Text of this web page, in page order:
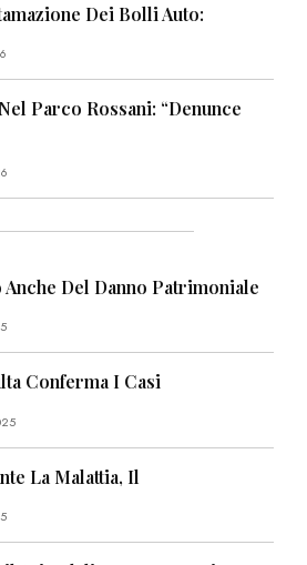
Dei Bolli Auto:
Parco Rossani: “Denunce
Del Danno Patrimoniale
Conferma I Casi
La Malattia, Il